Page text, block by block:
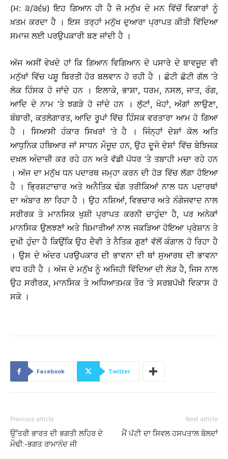
(ਮ: ੩/੩੬੪)ਇਹ ਗਿਆਨ ਹੀ ਹੈ ਜੋ ਮਨੁੱਖ ਦੇ ਮਨ ਵਿੱਚੋਂ ਵਿਕਾਰਾਂ ਨੂੰ
ਖ਼ਤਮ ਕਰਦਾ ਹੈ । ਇਸ ਤਰ੍ਹਾਂ ਮਨੁੱਖ ਦੁਆਰਾ ਪ੍ਰਾਪਤ ਕੀਤੀ ਵਿੱਦਿਆ
ਸਮਾਜ ਲਈ ਪਰਉਪਕਾਰੀ ਬਣ ਜਾਂਦੀ ਹੈ ।
ਅੱਜ ਅਸੀਂ ਵੇਖਦੇ ਹਾਂ ਕਿ ਗਿਆਨ ਵਿਗਿਆਨ ਦੇ ਪਸਾਰੇ ਦੇ ਬਾਵਜੂਦ ਵੀ
ਮਨੁੱਖਾਂ ਵਿੱਚ ਪਸ਼ੂ ਬਿਰਤੀ ਹੋਰ ਬਲਵਾਨ ਹੋ ਰਹੀ ਹੈ । ਛੋਟੀ ਛੋਟੀ ਗੱਲ ’ਤੇ
ਲੋਕ ਹਿੰਸਕ ਹੋ ਜਾਂਦੇ ਹਨ । ਇਲਾਕੇ, ਭਾਸ਼ਾ, ਧਰਮ, ਨਸਲ, ਜਾਤ, ਰੰਗ,
ਆਦਿ ਦੇ ਨਾਮ ’ਤੇ ਝਗੜੇ ਹੋ ਜਾਂਦੇ ਹਨ । ਲੁੱਟਾਂ, ਖੋਹਾਂ, ਅੱਗਾਂ ਲਾਉਣਾ,
ਬੰਬਾਰੀ, ਕਤਲੋਗਾਰਤ, ਆਦਿ ਰੂਪਾਂ ਵਿੱਚ ਹਿੰਸਕ ਵਰਤਾਰਾ ਆਮ ਹੋ ਗਿਆ
ਹੈ । ਸਿਆਸੀ ਹੰਕਾਰ ਸਿਖਰਾਂ ’ਤੇ ਹੈ । ਜਿੰਨ੍ਹਾਂ ਦੇਸ਼ਾਂ ਕੋਲ ਅਤਿ
ਆਧੁਨਿਕ ਹਥਿਆਰ ਜਾਂ ਸਾਧਨ ਮੌਜੂਦ ਹਨ, ਉਹ ਦੂਜੇ ਦੇਸ਼ਾਂ ਵਿੱਚ ਬੇਝਿਜਕ
ਦਖ਼ਲ ਅੰਦਾਜ਼ੀ ਕਰ ਰਹੇ ਹਨ ਅਤੇ ਵੱਡੀ ਪੱਧਰ ’ਤੇ ਤਬਾਹੀ ਮਚਾ ਰਹੇ ਹਨ
। ਅੱਜ ਦਾ ਮਨੁੱਖ ਧਨ ਪਦਾਰਥ ਜਮ੍ਹਾ ਕਰਨ ਦੀ ਹੋੜ ਵਿੱਚ ਲੱਗਾ ਹੋਇਆ
ਹੈ । ਭ੍ਰਿਸ਼ਟਾਚਾਰ ਅਤੇ ਅਨੈਤਿਕ ਢੰਗ ਤਰੀਕਿਆਂ ਨਾਲ ਧਨ ਪਦਾਰਥਾਂ
ਦਾ ਅੰਬਾਰ ਲਾ ਰਿਹਾ ਹੈ । ਉਹ ਨਸ਼ਿਆਂ, ਵਿਭਚਾਰ ਅਤੇ ਨੰਗੇਜਵਾਦ ਨਾਲ
ਸਰੀਰਕ ਤੇ ਮਾਨਸਿਕ ਖੁਸ਼ੀ ਪ੍ਰਾਪਤ ਕਰਨੀ ਚਾਹੁੰਦਾ ਹੈ, ਪਰ ਅਨੇਕਾਂ
ਮਾਨਸਿਕ ਉਲਝਣਾਂ ਅਤੇ ਬਿਮਾਰੀਆਂ ਨਾਲ ਜਕੜਿਆ ਹੋਇਆ ਪ੍ਰੇਸ਼ਾਨ ਤੇ
ਦੁਖੀ ਹੁੰਦਾ ਹੈ ਕਿਉਂਕਿ ਉਹ ਦੈਵੀ ਤੇ ਨੈਤਿਕ ਗੁਣਾਂ ਵੱਲੋਂ ਕੰਗਾਲ ਹੋ ਰਿਹਾ ਹੈ
। ਉਸ ਦੇ ਅੰਦਰ ਪਰਉਪਕਾਰ ਦੀ ਭਾਵਨਾ ਦੀ ਥਾਂ ਸੁਆਰਥ ਦੀ ਭਾਵਨਾ
ਵਧ ਰਹੀ ਹੈ । ਅੱਜ ਦੇ ਮਨੁੱਖ ਨੂੰ ਅਜਿਹੀ ਵਿੱਦਿਆ ਦੀ ਲੋੜ ਹੈ, ਜਿਸ ਨਾਲ
ਉਹ ਸਰੀਰਕ, ਮਾਨਸਿਕ ਤੇ ਅਧਿਆਤਮਕ ਤੌਰ ’ਤੇ ਸਰਬਪੱਖੀ ਵਿਕਾਸ ਹੋ
ਸਕੇ ।
Facebook Twitter
Previous article
ਉੱਤਰੀ ਭਾਰਤ ਦੀ ਭਗਤੀ ਲਹਿਰ ਦੇ
ਮੌਢੀ:-ਭਗਤ ਰਾਮਾਨੰਦ ਜੀ
Next article
ਮੈਂ ਪੱਟੀ ਦਾ ਸਿਵਲ ਹਸਪਤਾਲ ਬੋਲਦਾਂ